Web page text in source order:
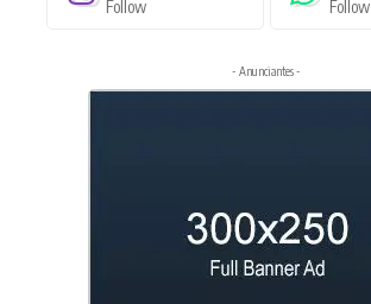
Follow Follow
- Anunciantes -